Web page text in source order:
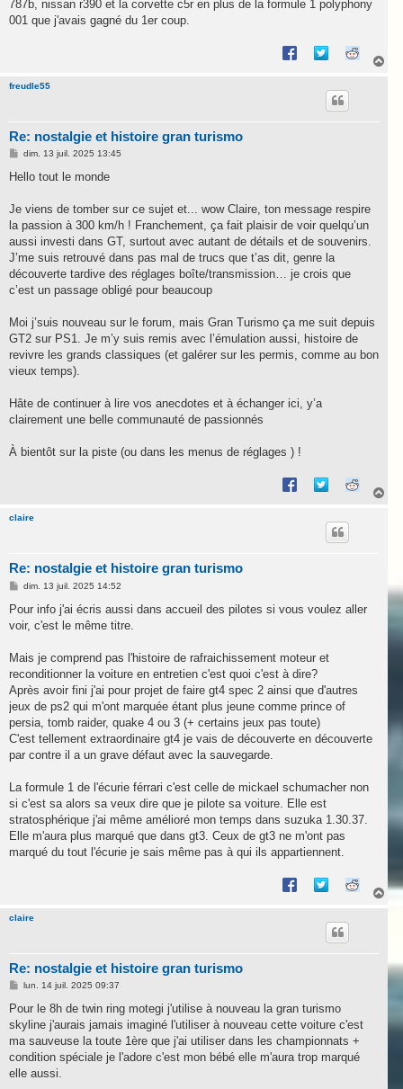
787b, nissan r390 et la corvette c5r en plus de la formule 1 polyphony
001 que j'avais gagné du 1er coup.
freudle55
Re: nostalgie et histoire gran turismo
M
s
g
dim. 13 juil. 2025 13:45
Hello tout le monde
Je viens de tomber sur ce sujet et... wow Claire, ton message respire
la passion à 300 km/h ! Franchement, ça fait plaisir de voir quelqu’un
aussi investi dans GT, surtout avec autant de détails et de souvenirs.
J’me suis retrouvé dans pas mal de trucs que t’as dit, genre la
découverte tardive des réglages boîte/transmission… je crois que
c’est un passage obligé pour beaucoup
Moi j’suis nouveau sur le forum, mais Gran Turismo ça me suit depuis
GT2 sur PS1. Je m’y suis remis avec l’émulation aussi, histoire de
revivre les grands classiques (et galérer sur les permis, comme au bon
vieux temps).
Hâte de continuer à lire vos anecdotes et à échanger ici, y’a
clairement une belle communauté de passionnés
À bientôt sur la piste (ou dans les menus de réglages ) !
claire
Re: nostalgie et histoire gran turismo
M
s
a
dim. 13 juil. 2025 14:52
Pour info j'ai écris aussi dans accueil des pilotes si vous voulez aller
voir, c'est le même titre.
Mais je comprend pas l'histoire de rafraichissement moteur et
reconditionner la voiture en entretien c'est quoi c'est à dire?
Après avoir fini j'ai pour projet de faire gt4 spec 2 ainsi que d'autres
jeux de ps2 qui m'ont marquée étant plus jeune comme prince of
persia, tomb raider, quake 4 ou 3 (+ certains jeux pas toute)
C'est tellement extraordinaire gt4 je vais de découverte en découverte
par contre il a un grave défaut avec la sauvegarde.
La formule 1 de l'écurie férrari c'est celle de mickael schumacher non
si c'est sa alors sa veux dire que je pilote sa voiture. Elle est
stratosphérique j'ai même amélioré mon temps dans suzuka 1.30.37.
Elle m'aura plus marqué que dans gt3. Ceux de gt3 ne m'ont pas
marqué du tout l'écurie je sais même pas à qui ils appartiennent.
H
claire
Re: nostalgie et histoire gran turismo
M
s
a
g
lun. 14 juil. 2025 09:37
Pour le 8h de twin ring motegi j'utilise à nouveau la gran turismo
skyline j'aurais jamais imaginé l'utiliser à nouveau cette voiture c'est
ma sauveuse la toute 1ère que j'ai utiliser dans les championnats +
condition spéciale je l'adore c'est mon bébé elle m'aura trop marqué
elle aussi.